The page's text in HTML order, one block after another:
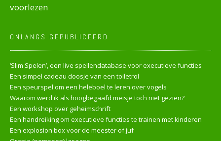
voorlezen
ONLANGS GEPUBLICEERD
‘Slim Spelen’, een live spellendatabase voor executieve functies
Een simpel cadeau doosje van een toiletrol
Een speurspel om een heleboel te leren over vogels
Waarom werd ik als hoogbegaafd meisje toch niet gezien?
Een workshop over geheimschrift
Een handreiking om executieve functies te trainen met kinderen
Een explosion box voor de meester of juf